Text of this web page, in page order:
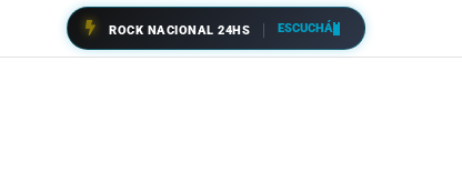
ROCK NACIONAL 24HS ESCUCHÁ